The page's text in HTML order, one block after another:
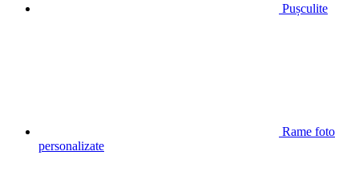
Pușculite
Rame foto
personalizate